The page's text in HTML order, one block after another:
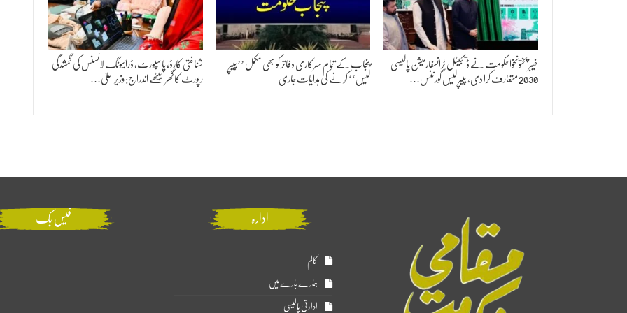
خیبر پختونخوا حکومت نے ڈیجیٹل ٹرانسفارمیشن پالیسی
2030 متعارف کرا دی، پیپر لیس گورننس…
پنجاب کے تمام سرکاری دفاتر کو بھی مکمل ’’پیپر
لیس‘‘ کرنے کی ہدایات جاری
شناختی کارڈ، پاسپورٹ، ڈرائیونگ لائسنس کی گمشدگی
رپورٹ کا گھر بیٹھے اندراج: وزیراعلیٰ…
ادارہ
کالم
ہمارے بارے میں
ادارتی پالیسی
فیس بک